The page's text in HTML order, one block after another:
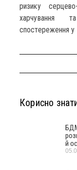
ризику
харчування
спостереження у
Корисно
й